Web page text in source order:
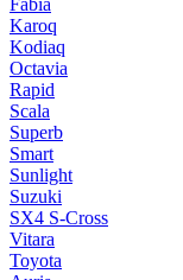
Fabia
Karoq
Kodiaq
Octavia
Rapid
Scala
Superb
Smart
Sunlight
Suzuki
SX4 S-Cross
Vitara
Toyota